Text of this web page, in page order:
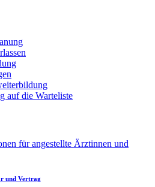
auf die Warteliste
für angestellte Ärztinnen und
und Vertrag